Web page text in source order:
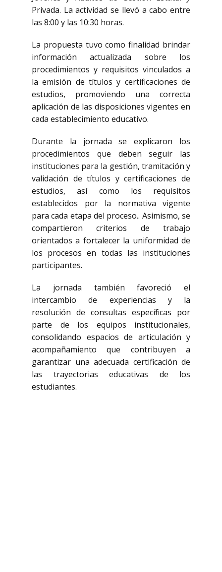
Privada. La actividad se llevó a cabo entre
las 8:00 y las 10:30 horas.
La propuesta tuvo como finalidad brindar
información actualizada sobre los
procedimientos y requisitos vinculados a
la emisión de títulos y certificaciones de
estudios, promoviendo una correcta
aplicación de las disposiciones vigentes en
cada establecimiento educativo.
Durante la jornada se explicaron los
procedimientos que deben seguir las
instituciones para la gestión, tramitación y
validación de títulos y certificaciones de
estudios, así como los requisitos
establecidos por la normativa vigente
para cada etapa del proceso.. Asimismo, se
compartieron criterios de trabajo
orientados a fortalecer la uniformidad de
los procesos en todas las instituciones
participantes.
La jornada también favoreció el
intercambio de experiencias y la
resolución de consultas específicas por
parte de los equipos institucionales,
consolidando espacios de articulación y
acompañamiento que contribuyen a
garantizar una adecuada certificación de
las trayectorias educativas de los
estudiantes.